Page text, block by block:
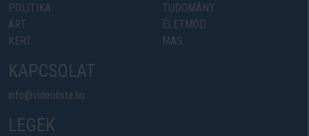
POLITIKA
ART
KERT
TUDOMÁNY
ÉLETMÓD
MÁS
KAPCSOLAT
info@videolista.hu
LEGEK